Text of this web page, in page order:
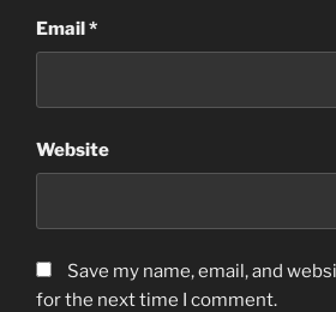
Email*
Website
Save my name, email, and
for the next time I comment.